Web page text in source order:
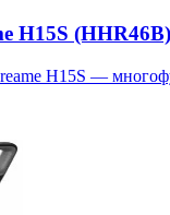
H15S
H15S —